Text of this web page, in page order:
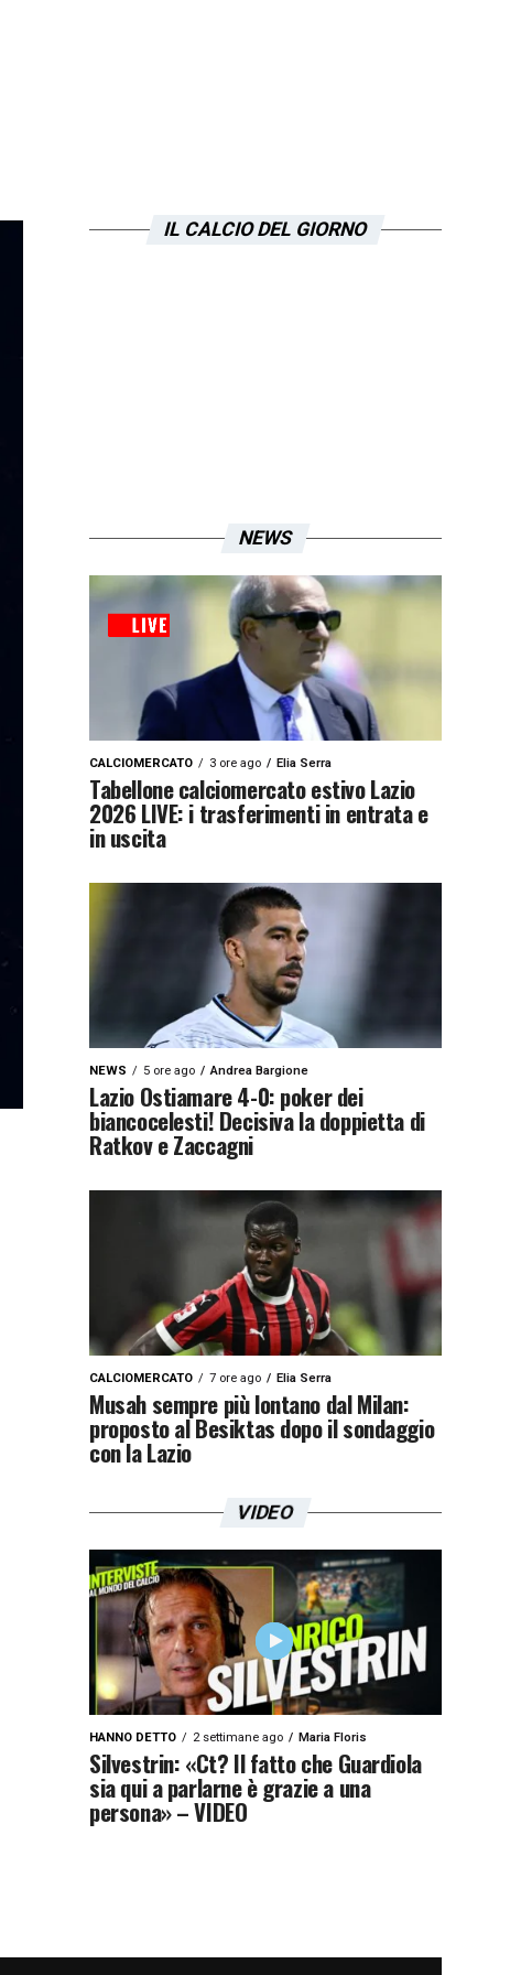
IL CALCIO DEL GIORNO
NEWS
CALCIOMERCATO 3 ore ago Elia Serra
Tabellone calciomercato estivo Lazio
2026 LIVE: i trasferimenti in entrata e
in uscita
NEWS 5 ore ago Andrea Bargione
Lazio Ostiamare 4-0: poker dei
biancocelesti! Decisiva la doppietta di
Ratkov e Zaccagni
CALCIOMERCATO 7 ore ago Elia Serra
Musah sempre più lontano dal Milan:
proposto al Besiktas dopo il sondaggio
con la Lazio
VIDEO
HANNO DETTO 2 settimane ago Maria Floris
Silvestrin: «Ct? Il fatto che Guardiola
sia qui a parlarne è grazie a una
persona» – VIDEO